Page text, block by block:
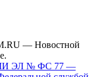
— Новостной
СМИ ЭЛ № ФС 77 —